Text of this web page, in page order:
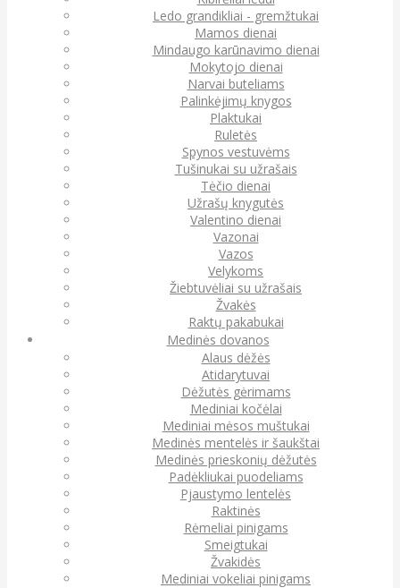
Ledo grandikliai - gremžtukai
Mamos dienai
Mindaugo karūnavimo dienai
Mokytojo dienai
Narvai buteliams
Palinkėjimų knygos
Plaktukai
Ruletės
Spynos vestuvėms
Tušinukai su užrašais
Tėčio dienai
Užrašų knygutės
Valentino dienai
Vazonai
Vazos
Velykoms
Žiebtuvėliai su užrašais
Žvakės
Raktų pakabukai
Medinės dovanos
Alaus dėžės
Atidarytuvai
Dėžutės gėrimams
Mediniai kočėlai
Mediniai mėsos muštukai
Medinės mentelės ir šaukštai
Medinės prieskonių dėžutės
Padėkliukai puodeliams
Pjaustymo lentelės
Raktinės
Rėmeliai pinigams
Smeigtukai
Žvakidės
Mediniai vokeliai pinigams